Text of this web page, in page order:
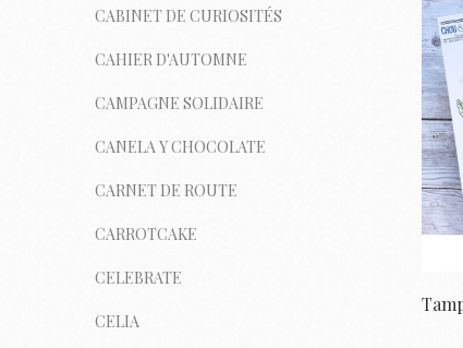
CABINET DE CURIOSITÉS
CAHIER D'AUTOMNE
CAMPAGNE SOLIDAIRE
CANELA Y CHOCOLATE
CARNET DE ROUTE
CARROTCAKE
CELEBRATE
CELIA